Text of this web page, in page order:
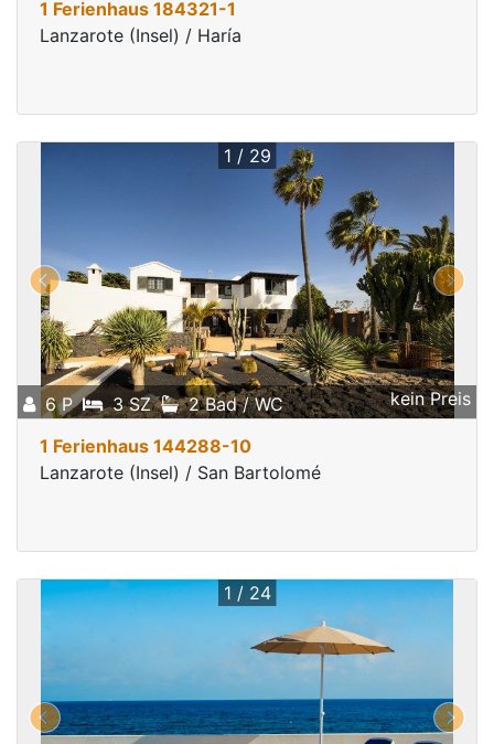
1 Ferienhaus 184321-1
Lanzarote (Insel) / Haría
6 P 3 SZ 2 Bad / WC kein Preis
1 / 29
1 Ferienhaus 144288-10
Lanzarote (Insel) / San Bartolomé
1 / 24